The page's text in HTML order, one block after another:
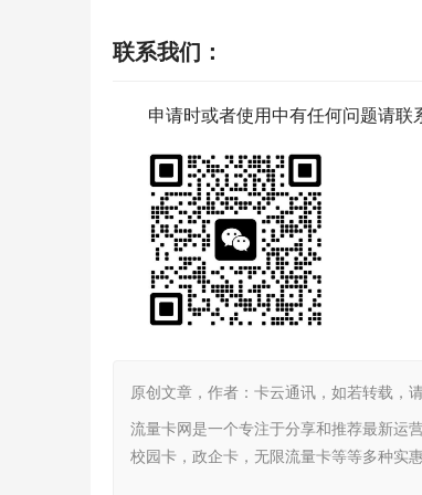
联系我们 ：
申请时或者使用中有任何问题请联
原创文章，作者：卡云通讯，如若转载
流量卡网是一个专注于分享和推荐最新运
校园卡，政企卡，无限流量卡等等多种实